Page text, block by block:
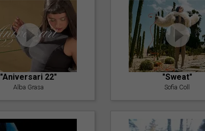
"Aniversari 22"
Alba Grasa
"Sweat"
Sofia Coll